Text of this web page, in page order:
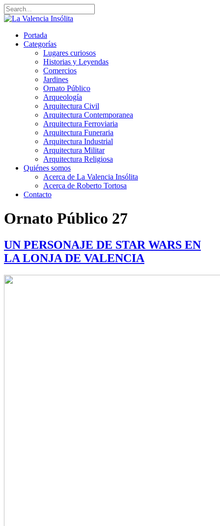
Portada
Categorías
Lugares curiosos
Historias y Leyendas
Comercios
Jardines
Ornato Público
Arqueología
Arquitectura Civil
Arquitectura Contemporanea
Arquitectura Ferroviaria
Arquitectura Funeraria
Arquitectura Industrial
Arquitectura Militar
Arquitectura Religiosa
Quiénes somos
Acerca de La Valencia Insólita
Acerca de Roberto Tortosa
Contacto
Ornato Público 27
UN PERSONAJE DE STAR WARS EN
LA LONJA DE VALENCIA